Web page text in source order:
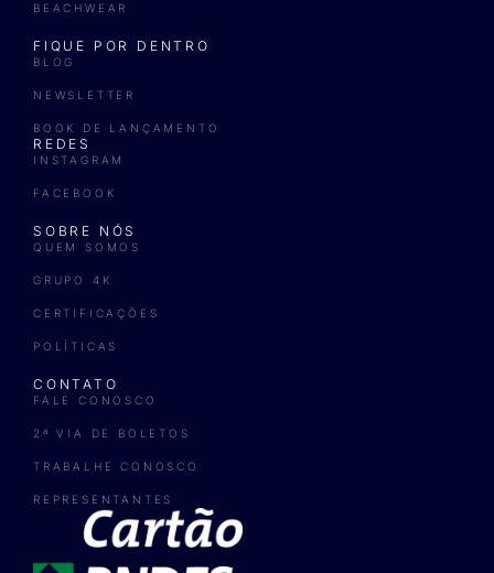
BEACHWEAR
FIQUE POR DENTRO
BLOG
NEWSLETTER
BOOK DE LANÇAMENTO
REDES
INSTAGRAM
FACEBOOK
SOBRE NÓS
QUEM SOMOS
GRUPO 4K
CERTIFICAÇÕES
POLÍTICAS
CONTATO
FALE CONOSCO
2ª VIA DE BOLETOS
TRABALHE CONOSCO
REPRESENTANTES